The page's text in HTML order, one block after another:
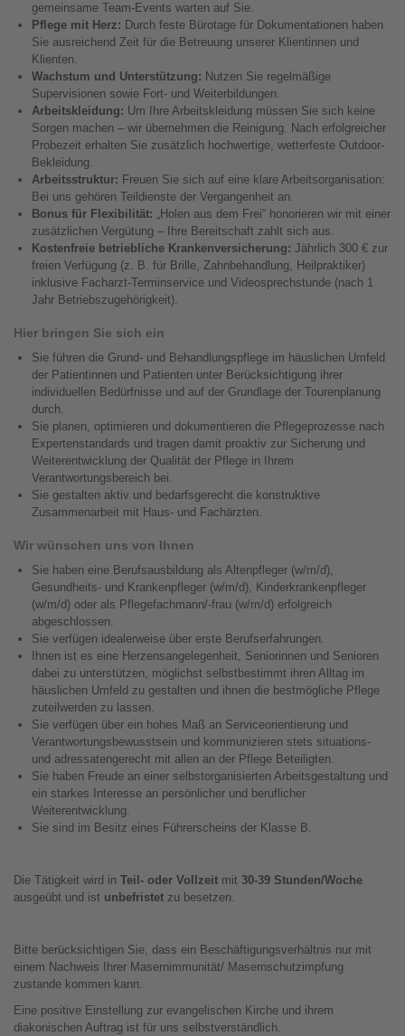
gemeinsame Team-Events warten auf Sie.
Pflege mit Herz: Durch feste Bürotage für Dokumentationen haben
Sie ausreichend Zeit für die Betreuung unserer Klientinnen und
Klienten.
Wachstum und Unterstützung: Nutzen Sie regelmäßige
Supervisionen sowie Fort- und Weiterbildungen.
Arbeitskleidung: Um Ihre Arbeitskleidung müssen Sie sich keine
Sorgen machen – wir übernehmen die Reinigung. Nach erfolgreicher
Probezeit erhalten Sie zusätzlich hochwertige, wetterfeste Outdoor-
Bekleidung.
Arbeitsstruktur: Freuen Sie sich auf eine klare Arbeitsorganisation:
Bei uns gehören Teildienste der Vergangenheit an.
Bonus für Flexibilität: „Holen aus dem Frei“ honorieren wir mit einer
zusätzlichen Vergütung – Ihre Bereitschaft zahlt sich aus.
Kostenfreie betriebliche Krankenversicherung: Jährlich 300 € zur
freien Verfügung (z. B. für Brille, Zahnbehandlung, Heilpraktiker)
inklusive Facharzt-Terminservice und Videosprechstunde (nach 1
Jahr Betriebszugehörigkeit).
Hier bringen Sie sich ein
Sie führen die Grund- und Behandlungspflege im häuslichen Umfeld
der Patientinnen und Patienten unter Berücksichtigung ihrer
individuellen Bedürfnisse und auf der Grundlage der Tourenplanung
durch.
Sie planen, optimieren und dokumentieren die Pflegeprozesse nach
Expertenstandards und tragen damit proaktiv zur Sicherung und
Weiterentwicklung der Qualität der Pflege in Ihrem
Verantwortungsbereich bei.
Sie gestalten aktiv und bedarfsgerecht die konstruktive
Zusammenarbeit mit Haus- und Fachärzten.
Wir wünschen uns von Ihnen
Sie haben eine Berufsausbildung als Altenpfleger (w/m/d),
Gesundheits- und Krankenpfleger (w/m/d), Kinderkrankenpfleger
(w/m/d) oder als Pflegefachmann/-frau (w/m/d) erfolgreich
abgeschlossen.
Sie verfügen idealerweise über erste Berufserfahrungen.
Ihnen ist es eine Herzensangelegenheit, Seniorinnen und Senioren
dabei zu unterstützen, möglichst selbstbestimmt ihren Alltag im
häuslichen Umfeld zu gestalten und ihnen die bestmögliche Pflege
zuteilwerden zu lassen.
Sie verfügen über ein hohes Maß an Serviceorientierung und
Verantwortungsbewusstsein und kommunizieren stets situations-
und adressatengerecht mit allen an der Pflege Beteiligten.
Sie haben Freude an einer selbstorganisierten Arbeitsgestaltung und
ein starkes Interesse an persönlicher und beruflicher
Weiterentwicklung.
Sie sind im Besitz eines Führerscheins der Klasse B.
Die Tätigkeit wird in Teil- oder Vollzeit mit 30-39 Stunden/Woche
ausgeübt und ist unbefristet zu besetzen.
Bitte berücksichtigen Sie, dass ein Beschäftigungsverhältnis nur mit
einem Nachweis Ihrer Masernimmunität/ Masernschutzimpfung
zustande kommen kann.
Eine positive Einstellung zur evangelischen Kirche und ihrem
diakonischen Auftrag ist für uns selbstverständlich.